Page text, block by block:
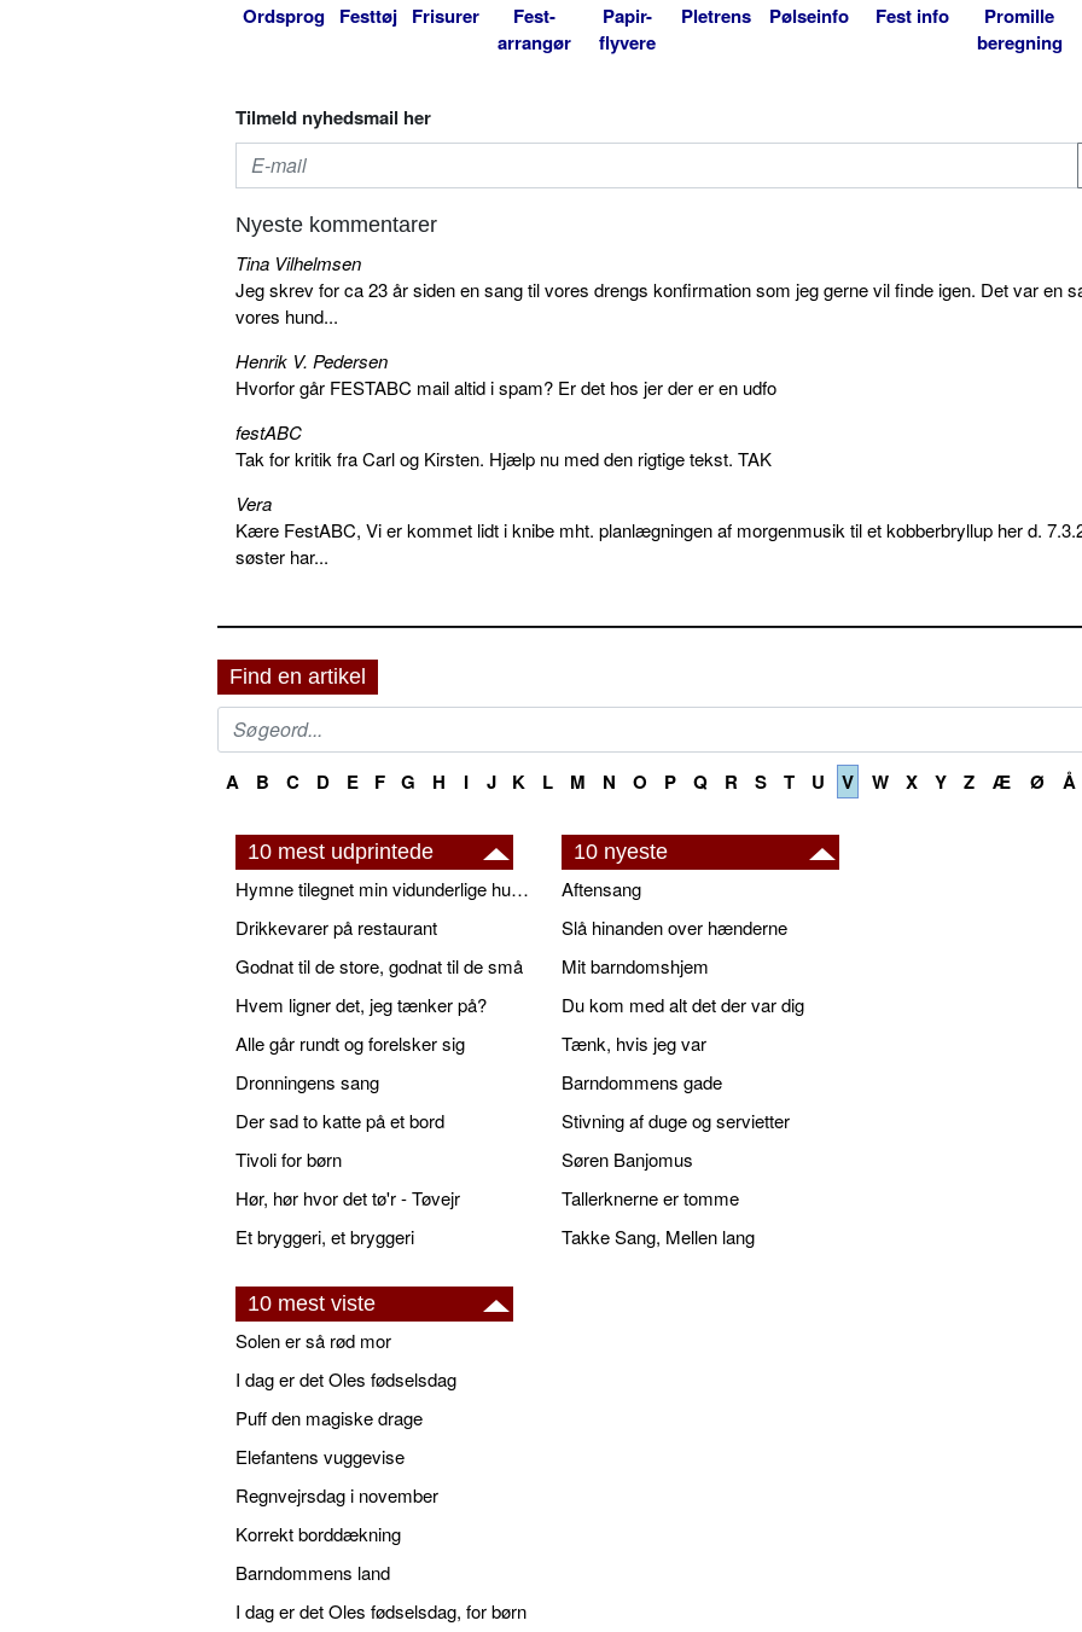
Ordsprog Festtøj Frisurer
Fest-
arrangør
Papir-
flyvere
Pletrens Pølseinfo Fest info
Promille
beregning
Tilmeld nyhedsmail her
Nyeste kommentarer
Tina Vilhelmsen
Jeg skrev for ca 23 år siden en sang til vores drengs konfirmation som jeg gerne vil finde igen. Det var en
vores hund...
Henrik V. Pedersen
Hvorfor går FESTABC mail altid i spam? Er det hos jer der er en udfo
festABC
Tak for kritik fra Carl og Kirsten. Hjælp nu med den rigtige tekst. TAK
Vera
Kære FestABC, Vi er kommet lidt i knibe mht. planlægningen af morgenmusik til et kobberbryllup her d.
søster har...
Find en artikel
A B C D E F G H I J K L M N O P Q R S T U V W X Y Z Æ Ø Å
10 mest udprintede
Hymne tilegnet min vidunderlige husbond
Drikkevarer på restaurant
Godnat til de store, godnat til de små
Hvem ligner det, jeg tænker på?
Alle går rundt og forelsker sig
Dronningens sang
Der sad to katte på et bord
Tivoli for børn
Hør, hør hvor det tø'r - Tøvejr
Et bryggeri, et bryggeri
10 nyeste
Aftensang
Slå hinanden over hænderne
Mit barndomshjem
Du kom med alt det der var dig
Tænk, hvis jeg var
Barndommens gade
Stivning af duge og servietter
Søren Banjomus
Tallerknerne er tomme
Takke Sang, Mellen lang
10 mest viste
Solen er så rød mor
I dag er det Oles fødselsdag
Puff den magiske drage
Elefantens vuggevise
Regnvejrsdag i november
Korrekt borddækning
Barndommens land
I dag er det Oles fødselsdag, for børn